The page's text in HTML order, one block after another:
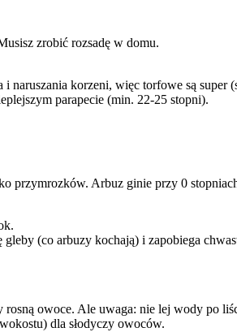
zrobić rozsadę w domu.
korzeni, więc torfowe są super
parapecie (min. 22-25 stopni).
przymrozków. Arbuz ginie przy 0
gleby (co arbuzy kochają) i zapobiega
rosną owoce. Ale uwaga: nie lej wody po
dla słodyczy owoców.